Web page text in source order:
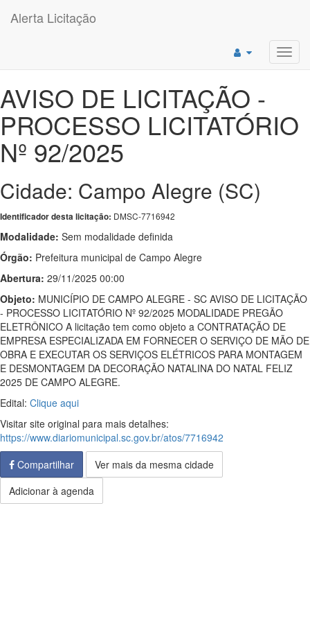
Alerta Licitação
AVISO DE LICITAÇÃO -
PROCESSO LICITATÓRIO
Nº 92/2025
Cidade: Campo Alegre (SC)
Identificador desta licitação: DMSC-7716942
Modalidade: Sem modalidade definida
Órgão: Prefeitura municipal de Campo Alegre
Abertura: 29/11/2025 00:00
Objeto: MUNICÍPIO DE CAMPO ALEGRE - SC AVISO DE LICITAÇÃO
- PROCESSO LICITATÓRIO Nº 92/2025 MODALIDADE PREGÃO
ELETRÔNICO A licitação tem como objeto a CONTRATAÇÃO DE
EMPRESA ESPECIALIZADA EM FORNECER O SERVIÇO DE MÃO DE
OBRA E EXECUTAR OS SERVIÇOS ELÉTRICOS PARA MONTAGEM
E DESMONTAGEM DA DECORAÇÃO NATALINA DO NATAL FELIZ
2025 DE CAMPO ALEGRE.
Edital: Clique aqui
Visitar site original para mais detalhes:
https://www.diariomunicipal.sc.gov.br/atos/7716942
Compartilhar
Ver mais da mesma cidade
Adicionar à agenda